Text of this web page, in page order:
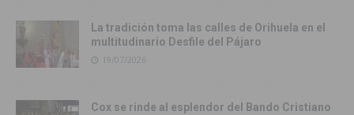
La tradición toma las calles de Orihuela en el
multitudinario Desfile del Pájaro
19/07/2026
Cox se rinde al esplendor del Bando Cristiano